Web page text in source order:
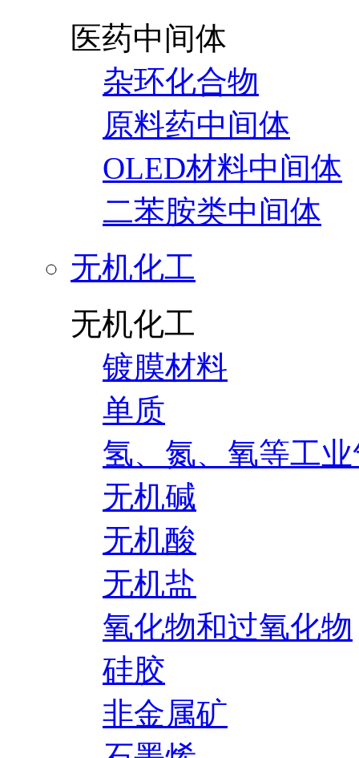
医药中间体
杂环化合物
原料药中间体
OLED材料中间体
二苯胺类中间体
无机化工
无机化工
镀膜材料
单质
氢、氮、氧等工
无机碱
无机酸
无机盐
氧化物和过氧化物
硅胶
非金属矿